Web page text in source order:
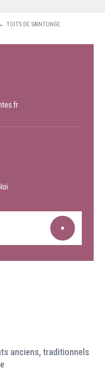
TOITS DE SAINTONGE
anciens, traditionnels